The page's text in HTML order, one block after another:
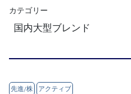
カテゴリー
国内大型ブレンド
先進/株 アクティブ